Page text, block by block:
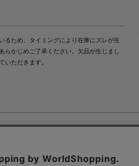
るため、タイミングにより在庫にズレが生
らかじめご了承ください。欠品が生じまし
いただきます。